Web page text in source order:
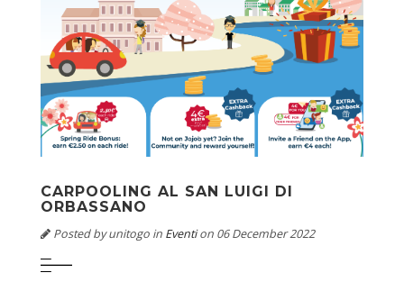
CARPOOLING AL SAN LUIGI DI
ORBASSANO
Posted byunitogo in Evention 06 December 2022